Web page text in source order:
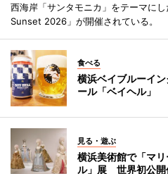
西海岸「サンタモニカ」をテーマに
Sunset 2026」が開催されている。
食べる
横浜ベイブルーイ
ール「ベイヘル」
見る・遊ぶ
横浜美術館で「マ
ル」展 世界初公開